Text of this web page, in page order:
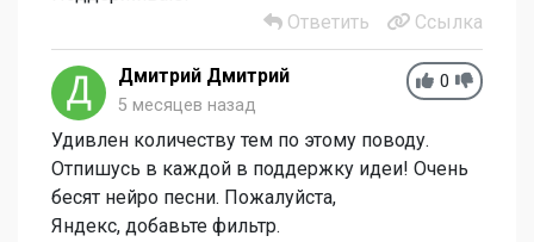
Ответить
Ссылка
0
Дмитрий Дмитрий
5 месяцев назад
Удивлен количеству тем по этому поводу.
Отпишусь в каждой в поддержку идеи! Очень
бесят нейро песни. Пожалуйста,
Яндекс, добавьте фильтр.